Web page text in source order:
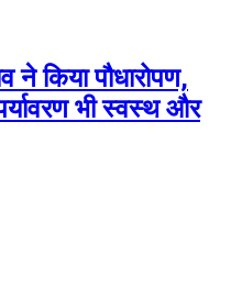
किया पौधारोपण,
भी स्वस्थ और